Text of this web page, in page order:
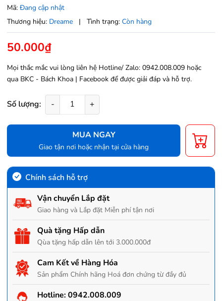
Mã: Đang cập nhật
Thương hiệu: Dreame | Tình trạng: Còn hàng
50.000₫
Mọi thắc mắc vui lòng liên hệ Hotline/ Zalo: 0942.008.009 hoặc
qua BKC - Bách Khoa | Facebook để được giải đáp và hỗ trợ.
Số lượng: - +
MUA NGAY
Giao tận nơi hoặc nhận tại cửa hàng
Chính sách hỗ trợ
Vận chuyển Lắp đặt
Giao hàng và Lắp đặt Miễn phí tận nơi
Quà tặng Hấp dẫn
Qùa tặng hấp dẫn lên tới 3.000.000đ
Cam Kết về Hàng Hóa
Sản phẩm Chính hãng Hoá đơn chứng từ đầy đủ
Hotline:0942.008.009